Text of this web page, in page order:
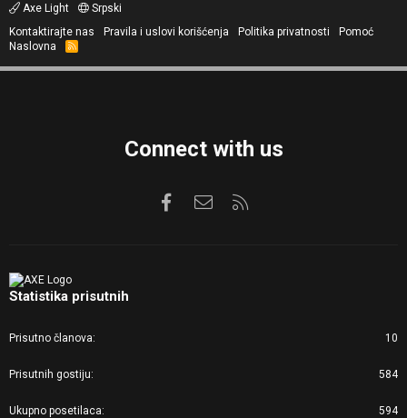
Axe Light
Srpski
Kontaktirajte nas
Pravila i uslovi korišćenja Politika privatnosti
Pomoć
Naslovna
R
S
Connect with us
FacebookKontaktirajte nas
Statistika prisutnih
Prisutno članova 10
Prisutnih gostiju 584
Ukupno posetilaca 594